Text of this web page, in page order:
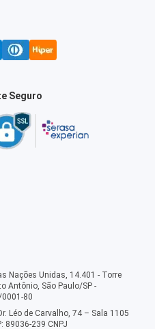
Seguro
Nações Unidas, 14.401 - Torre
Antônio, São Paulo/SP -
0001-80
Léo de Carvalho, 74 – Sala 1105
89036-239 CNPJ